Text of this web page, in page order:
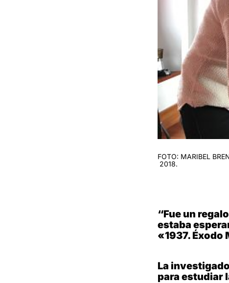
FOTO: MARIBEL
2018.
“Fue un
estaba
«1937.
La
para estudiar